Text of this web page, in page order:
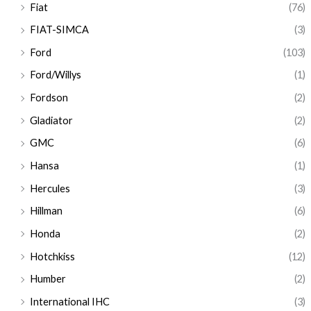
Fiat
(76)
FIAT-SIMCA
(3)
Ford
(103)
Ford/Willys
(1)
Fordson
(2)
Gladiator
(2)
GMC
(6)
Hansa
(1)
Hercules
(3)
Hillman
(6)
Honda
(2)
Hotchkiss
(12)
Humber
(2)
International IHC
(3)